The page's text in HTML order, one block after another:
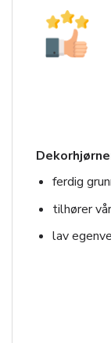
ferdig
tilhører
lav